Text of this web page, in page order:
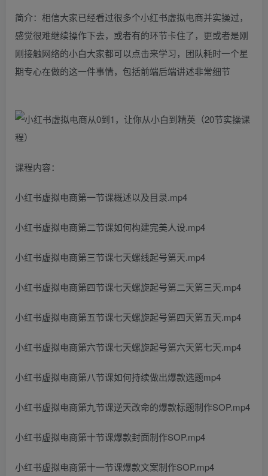
简介：相信大家已经看过很多个小红书虚拟电商并实操过，
感觉很难继续操作下去，或者有的环节卡住了，更或者是刚
刚接触网络的小白大家都可以点击来学习，团队耗时一个星
期专心在做的这一件事情，包括前端后端讲述非常细节
课程内容：
小红书虚拟电商第一节课概述以及目录.mp4
小红书虚拟电商第二节课如何构建完美人设.mp4
小红书虚拟电商第三节课七天螺线起号第天.mp4
小红书虚拟电商第四节课七天螺旋起号第二天第三天.mp4
小红书虚拟电商第五节课七天螺旋起号第四天第五天.mp4
小红书虚拟电商第六节课七天螺旋起号第六天第七天.mp4
小红书虚拟电商第八节课如何持续做出爆款选题mp4
小红书虚拟电商第九节课逆天改命的爆款标题制作SOP.mp4
小红书虚拟电商第十节课爆款封面制作SOP.mp4
小红书虚拟电商第十一节课爆款文案制作SOP.mp4